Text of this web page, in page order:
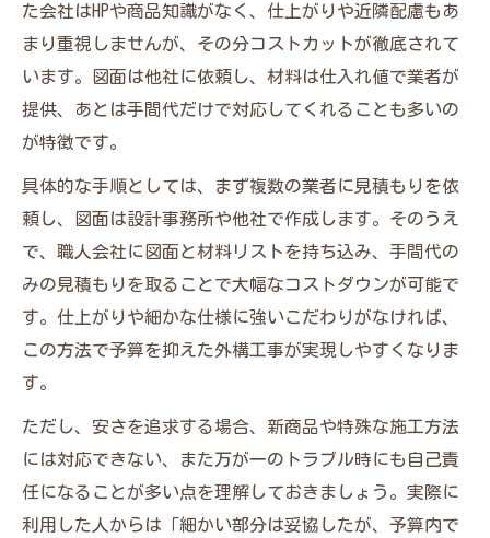
た会社はHPや商品知識がなく、仕上がりや近隣配慮もあ
まり重視しませんが、その分コストカットが徹底されて
います。図面は他社に依頼し、材料は仕入れ値で業者が
提供、あとは手間代だけで対応してくれることも多いの
が特徴です。
具体的な手順としては、まず複数の業者に見積もりを依
頼し、図面は設計事務所や他社で作成します。そのうえ
で、職人会社に図面と材料リストを持ち込み、手間代の
みの見積もりを取ることで大幅なコストダウンが可能で
す。仕上がりや細かな仕様に強いこだわりがなければ、
この方法で予算を抑えた外構工事が実現しやすくなりま
す。
ただし、安さを追求する場合、新商品や特殊な施工方法
には対応できない、また万が一のトラブル時にも自己責
任になることが多い点を理解しておきましょう。実際に
利用した人からは「細かい部分は妥協したが、予算内で